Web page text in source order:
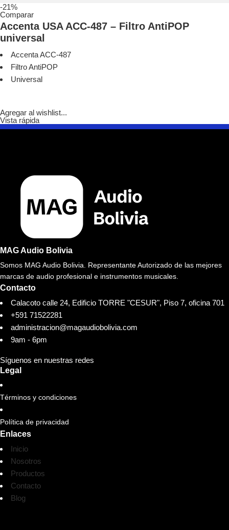
-21%
Comparar
Accenta USA ACC-487 – Filtro AntiPOP
universal
Accenta ACC-487
Filtro AntiPOP
Universal
Agregar al wishlist...
Vista rápida
MAG Audio Bolivia
Somos MAG Audio Bolivia. Representante Autorizado de las mejores
marcas de audio profesional e instrumentos musicales.
Contacto
Calacoto calle 24, Edificio TORRE "CESUR", Piso 7, oficina 701
+591 71522281
administracion@magaudiobolivia.com
9am - 6pm
Síguenos en nuestras redes
Legal
Términos y condiciones
Política de privacidad
Enlaces
Inicio
Nosotros
Productos
Contacto
Blog